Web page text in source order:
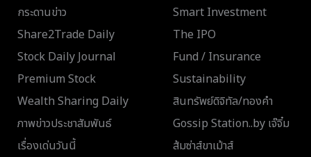
กระดานข่าว
Share2Trade Daily
Stock Daily Journal
Premium Stock
Wealth Sharing Daily
ภาพข่าวประชาสัมพันธ์
เรื่องเด่นวันนี้
Smart Investment
The IPO
Fund / Insurance
Sustainability
สินทรัพย์ดิจิทัล/ทองคำ
Gossip Station..by เจ๊จิ๋ม
ส้มซ่าส์ขาเม้าส์